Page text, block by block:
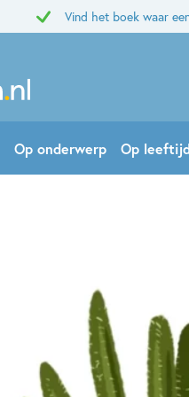
Vind het boek waar
Op onderwerp Op